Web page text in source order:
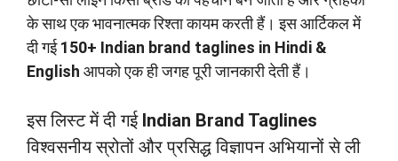
के साथ एक भावनात्मक रिश्ता कायम करती हैं। इस आर्टिकल में
दी गई150+ Indian brand taglines in Hindi &
English आपको एक ही जगह पूरी जानकारी देती हैं।
इस लिस्ट में दी गई Indian Brand Taglines
विश्वसनीय स्रोतों और प्रसिद्ध विज्ञापन अभियानों से ली